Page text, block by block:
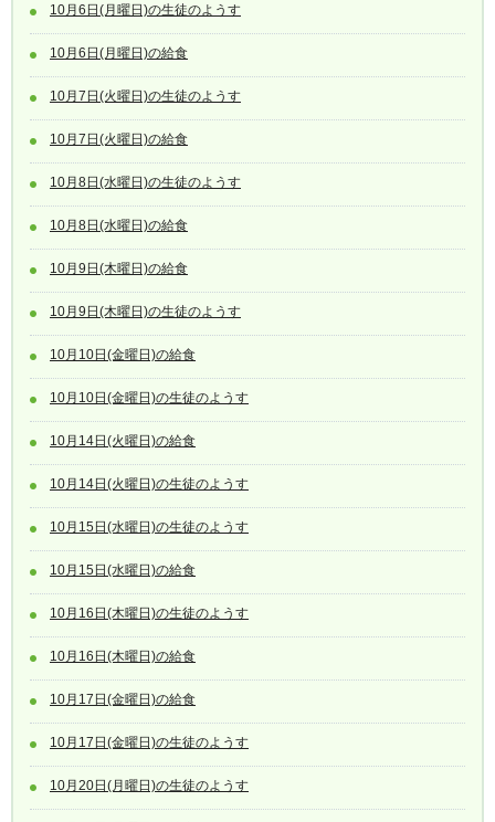
10月6日(月曜日)の生徒のようす
10月6日(月曜日)の給食
10月7日(火曜日)の生徒のようす
10月7日(火曜日)の給食
10月8日(水曜日)の生徒のようす
10月8日(水曜日)の給食
10月9日(木曜日)の給食
10月9日(木曜日)の生徒のようす
10月10日(金曜日)の給食
10月10日(金曜日)の生徒のようす
10月14日(火曜日)の給食
10月14日(火曜日)の生徒のようす
10月15日(水曜日)の生徒のようす
10月15日(水曜日)の給食
10月16日(木曜日)の生徒のようす
10月16日(木曜日)の給食
10月17日(金曜日)の給食
10月17日(金曜日)の生徒のようす
10月20日(月曜日)の生徒のようす